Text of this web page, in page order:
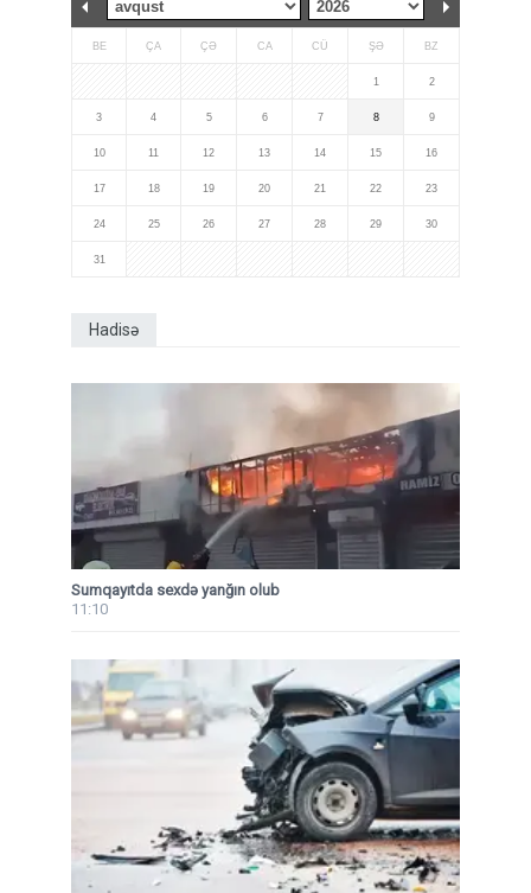
BE ÇA ÇƏ CA CÜ ŞƏ BZ
1 2
3 4 5 6 7 8 9
10 11 12 13 14 15 16
17 18 19 20 21 22 23
24 25 26 27 28 29 30
31
Hadisə
Sumqayıtda sexdə yanğın olub
11:10